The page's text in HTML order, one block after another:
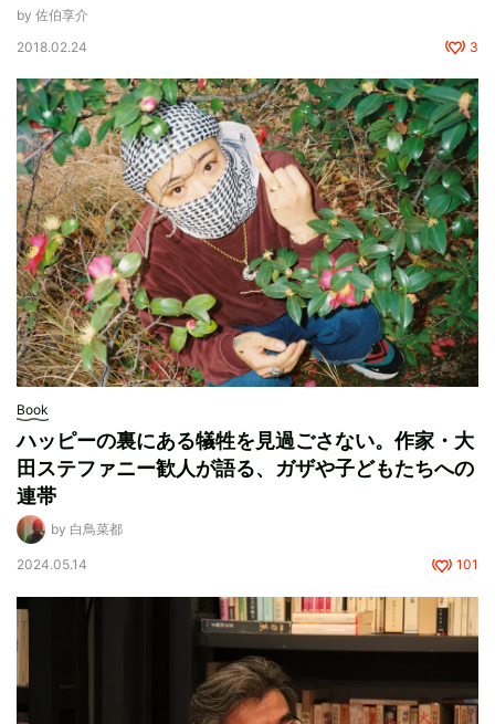
by 佐伯享介
2018.02.24
3
Book
ハッピーの裏にある犠牲を見過ごさない。作家・大
田ステファニー歓人が語る、ガザや子どもたちへの
連帯
by 白鳥菜都
2024.05.14 101